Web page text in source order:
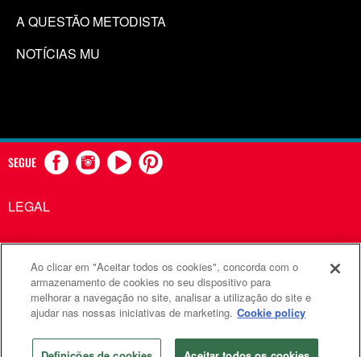
A QUESTÃO METODISTA
NOTÍCIAS MU
SEGUE
LEGAL
Comunicações Metodistas Unidas é uma agência da Igreja
Metodista Unida
©2026 Comunicações Metodistas Unidas. Todos os direitos
reservados
Ao clicar em "Aceitar todos os cookies", concorda com o
armazenamento de cookies no seu dispositivo para
melhorar a navegação no site, analisar a utilização do site e
ajudar nas nossas iniciativas de marketing. Cookie policy